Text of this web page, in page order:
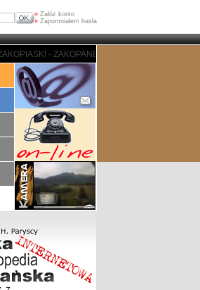
» Załóż konto
» Zapomniałem hasła
- PORTAL ZAKOPIASKI - ZAKOPANE -